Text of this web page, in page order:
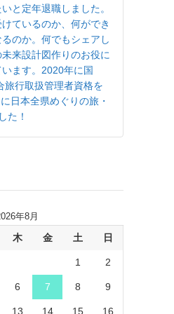
と定年退職しました。
ているのか、何ができ
のか。何でもシェアし
来設計図作りのお役に
ます。2020年に国
旅行取扱管理者資格を
日本全県めぐりの旅・
た！
年8月
木 金 土 日
1 2
6 7 8 9
13 14 15 16